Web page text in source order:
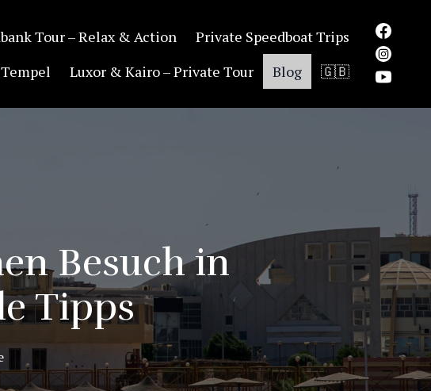
Tour – Relax & Action
Private Speedboat Trips
Luxor & Kairo – Private Tour Blog 🇬🇧
Besuch in
Tipps